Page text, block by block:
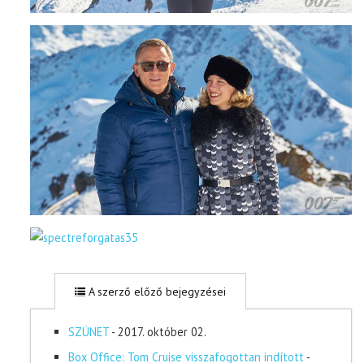
A szerző előző bejegyzései
SZÜNET - 2017. október 02.
Box Office: Tom Cruise visszafogottan indított -